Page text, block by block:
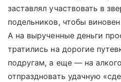
заставлял участвовать в
подельников, чтобы
А на вырученные деньги
тратились на дорогие
подругам, а еще — на
отпраздновать удачную